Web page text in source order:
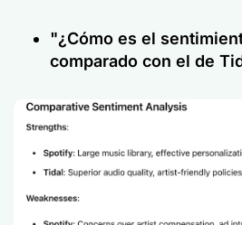
"¿Cómo es el
comparado con el de